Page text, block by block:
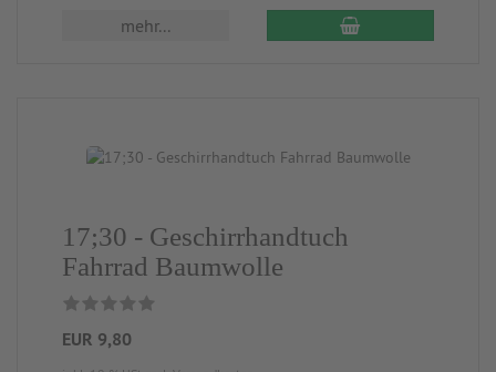
mehr...
17;30 - Geschirrhandtuch
Fahrrad Baumwolle
EUR 9,80